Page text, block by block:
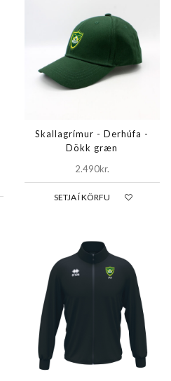
Skallagrímur - Derhúfa -
Dökk græn
2.490kr.
SETJA Í KÖRFU